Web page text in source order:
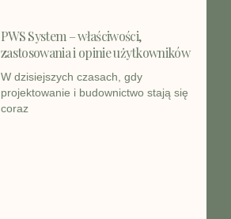
PWS System – właściwości,
zastosowania i opinie użytkowników
W dzisiejszych czasach, gdy
projektowanie i budownictwo stają się
coraz